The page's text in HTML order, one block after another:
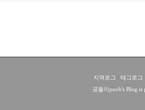
지역로그 : 태그로그
공돌이pooh's Blog is